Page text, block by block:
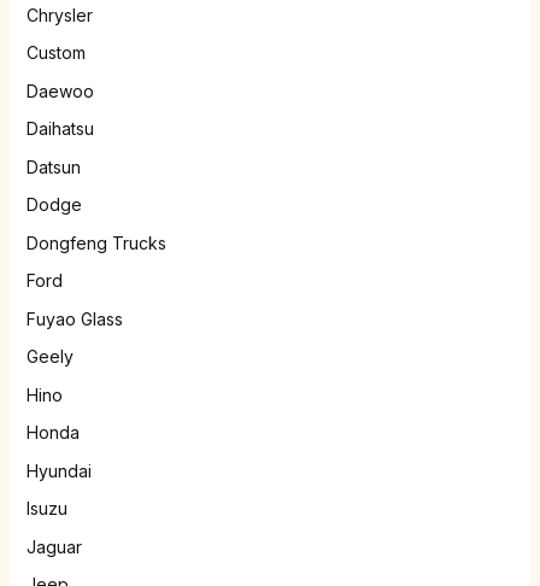
Chrysler
Custom
Daewoo
Daihatsu
Datsun
Dodge
Dongfeng Trucks
Ford
Fuyao Glass
Geely
Hino
Honda
Hyundai
Isuzu
Jaguar